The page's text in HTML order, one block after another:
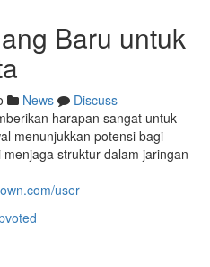
Baru untuk
News
Discuss
harapan sangat untuk
menunjukkan potensi bagi
struktur dalam jaringan
user